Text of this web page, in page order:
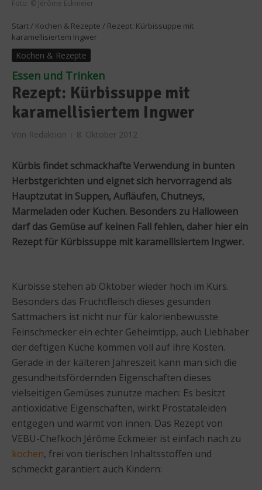
Foto: © Jérôme Eckmeier
Start / Kochen & Rezepte / Rezept: Kürbissuppe mit
karamellisiertem Ingwer
Kochen & Rezepte
Essen und Trinken
Rezept: Kürbissuppe mit
karamellisiertem Ingwer
Von Redaktion 8. Oktober 2012
Kürbis findet schmackhafte Verwendung in bunten
Herbstgerichten und eignet sich hervorragend als
Hauptzutat in Suppen, Aufläufen, Chutneys,
Marmeladen oder Kuchen. Besonders zu Halloween
darf das Gemüse auf keinen Fall fehlen, daher hier ein
Rezept für Kürbissuppe mit karamellisiertem Ingwer.
Kürbisse stehen ab Oktober wieder hoch im Kurs.
Besonders das Fruchtfleisch dieses gesunden
Sattmachers ist nicht nur für kalorienbewusste
Feinschmecker ein echter Geheimtipp, auch Liebhaber
der deftigen Küche kommen voll auf ihre Kosten.
Gerade in der kälteren Jahreszeit kann man sich die
gesundheitsfördernden Eigenschaften dieses
vielseitigen Gemüses zunutze machen: Es besitzt
antioxidative Eigenschaften, wirkt Prostataleiden
entgegen und wärmt von innen. Das Rezept von
VEBU-Chefkoch Jérôme Eckmeier ist einfach nach zu
kochen, frei von tierischen Inhaltsstoffen und
schmeckt garantiert auch Kindern: